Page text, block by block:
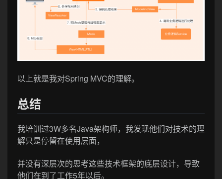
以上就是我对Spring MVC的理解。
总结
我培训过3W多名Java架构师，我发现他们对技术的理
解只是停留在使用层面，
并没有深层次的思考这些技术框架的底层设计，导致
他们在到了工作5年以后。